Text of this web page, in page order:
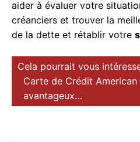
aider à évaluer votre
créanciers et trouver la
de la dette et rétablir votre
Cela pourrait vous
Carte de Crédit
avantageux…